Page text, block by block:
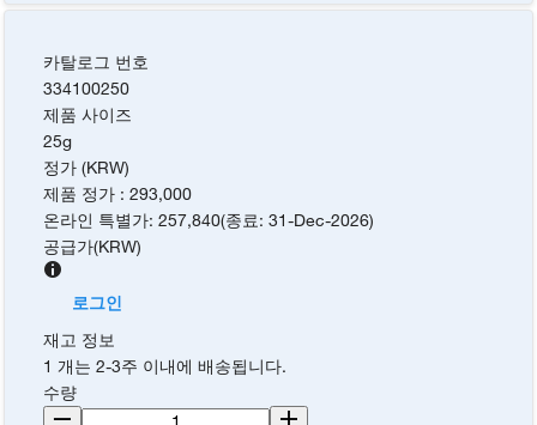
카탈로그 번호
334100250
제품 사이즈
25g
정가 (KRW)
제품 정가 :293,000
온라인 특별가:257,840(종료:31-Dec-2026)
공급가(KRW)
로그인
재고 정보
1 개는 2-3주 이내에 배송됩니다.
수량